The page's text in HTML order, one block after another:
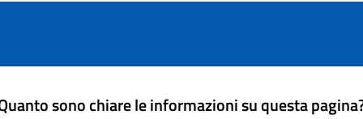
sono chiare le informazioni su questa